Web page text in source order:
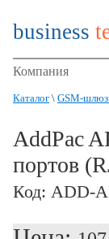
business
Компания
Каталог \ GSM-
AddPac
портов
Код: ADD-